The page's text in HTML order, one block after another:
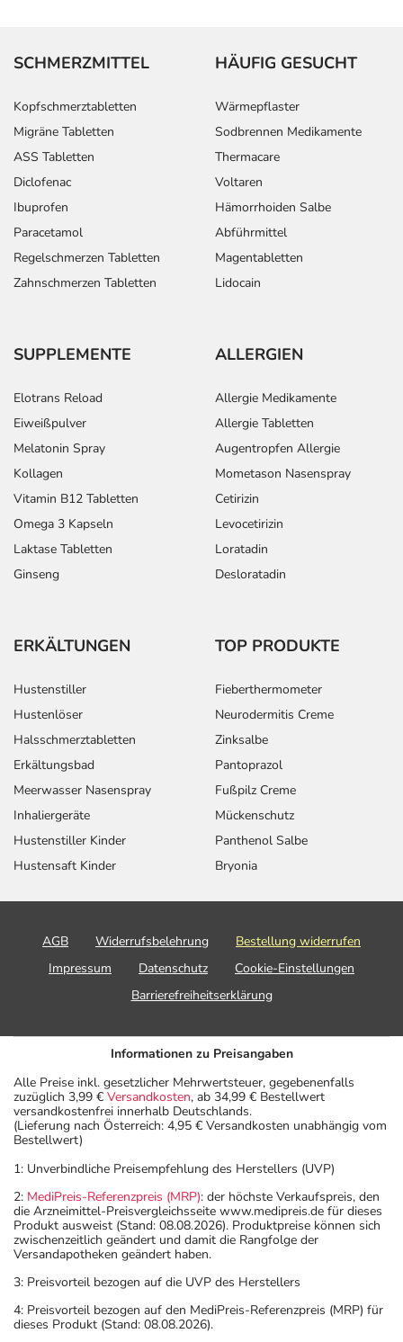
SCHMERZMITTEL
Kopfschmerztabletten
Migräne Tabletten
ASS Tabletten
Diclofenac
Ibuprofen
Paracetamol
Regelschmerzen Tabletten
Zahnschmerzen Tabletten
HÄUFIG GESUCHT
Wärmepflaster
Sodbrennen Medikamente
Thermacare
Voltaren
Hämorrhoiden Salbe
Abführmittel
Magentabletten
Lidocain
SUPPLEMENTE
Elotrans Reload
Eiweißpulver
Melatonin Spray
Kollagen
Vitamin B12 Tabletten
Omega 3 Kapseln
Laktase Tabletten
Ginseng
ALLERGIEN
Allergie Medikamente
Allergie Tabletten
Augentropfen Allergie
Mometason Nasenspray
Cetirizin
Levocetirizin
Loratadin
Desloratadin
ERKÄLTUNGEN
Hustenstiller
Hustenlöser
Halsschmerztabletten
Erkältungsbad
Meerwasser Nasenspray
Inhaliergeräte
Hustenstiller Kinder
Hustensaft Kinder
TOP PRODUKTE
Fieberthermometer
Neurodermitis Creme
Zinksalbe
Pantoprazol
Fußpilz Creme
Mückenschutz
Panthenol Salbe
Bryonia
AGB Widerrufsbelehrung
Bestellung widerrufen
Impressum
Datenschutz
Cookie-Einstellungen
Barrierefreiheitserklärung
Informationen zu Preisangaben
Alle Preise inkl. gesetzlicher Mehrwertsteuer, gegebenenfalls
zuzüglich 3,99 € Versandkosten, ab 34,99 € Bestellwert
versandkostenfrei innerhalb Deutschlands.
(Lieferung nach Österreich: 4,95 € Versandkosten unabhängig vom
Bestellwert)
1: Unverbindliche Preisempfehlung des Herstellers (UVP)
2: MediPreis-Referenzpreis (MRP): der höchste Verkaufspreis, den
die Arzneimittel-Preisvergleichsseite www.medipreis.de für dieses
Produkt ausweist (Stand: 08.08.2026). Produktpreise können sich
zwischenzeitlich geändert und damit die Rangfolge der
Versandapotheken geändert haben.
3: Preisvorteil bezogen auf die UVP des Herstellers
4: Preisvorteil bezogen auf den MediPreis-Referenzpreis (MRP) für
dieses Produkt (Stand: 08.08.2026).